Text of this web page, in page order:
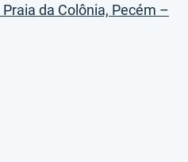
da Colônia, Pecém –